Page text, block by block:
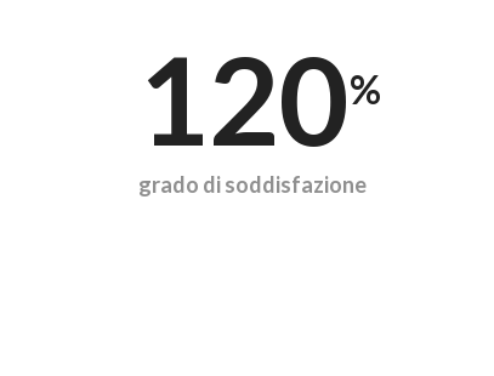
120%
grado di soddisfazione